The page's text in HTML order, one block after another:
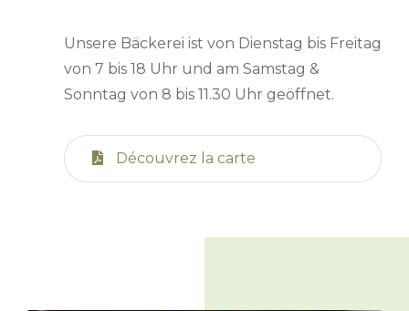
Unsere Bäckerei ist von Dienstag bis Freitag
von 7 bis 18 Uhr und am Samstag &
Sonntag von 8 bis 11.30 Uhr geöffnet.
Découvrez la carte